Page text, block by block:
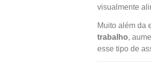
visualmente
Muito além da
trabalho,
esse tipo de